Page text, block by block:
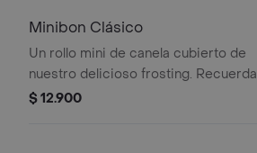
Minibon Clásico
Un rollo mini de canela cubierto de
nuestro delicioso frosting. Recuerda
calentar en microondas 20s.
$ 12.900